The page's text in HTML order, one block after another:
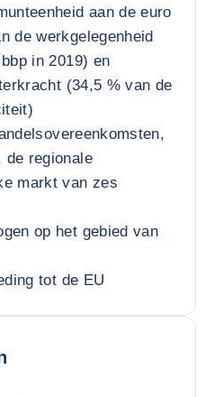
aan de euro
de werkgelegenheid
in 2019) en
(34,5 % van de
de regionale
markt van zes
op het gebied van
tot de EU